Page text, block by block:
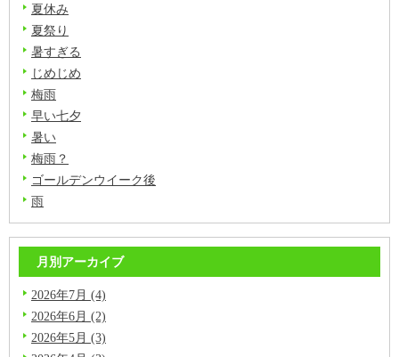
夏休み
夏祭り
暑すぎる
じめじめ
梅雨
早い七夕
暑い
梅雨？
ゴールデンウイーク後
雨
月別アーカイブ
2026年7月 (4)
2026年6月 (2)
2026年5月 (3)